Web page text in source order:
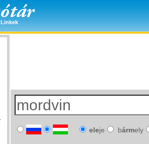
Linkek
eleje bármely